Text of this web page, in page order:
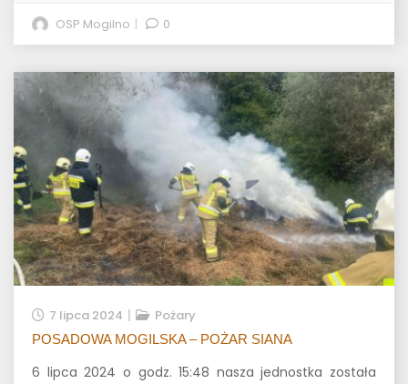
OSP Mogilno 0
7 lipca 2024 Pożary
POSADOWA MOGILSKA – POŻAR SIANA
6 lipca 2024 o godz. 15:48 nasza jednostka została